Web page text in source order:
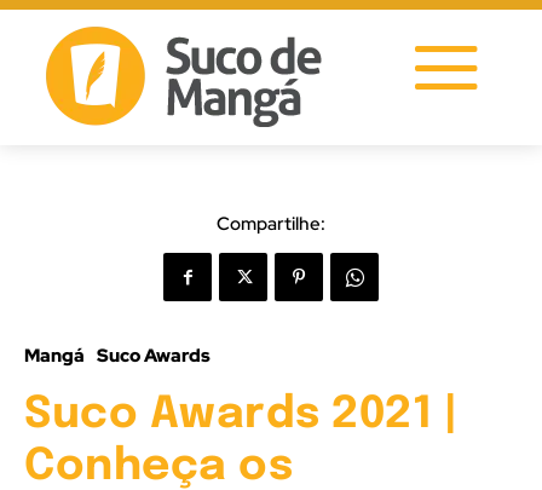
Compartilhe:
Mangá Suco Awards
Suco Awards 2021 |
Conheça os